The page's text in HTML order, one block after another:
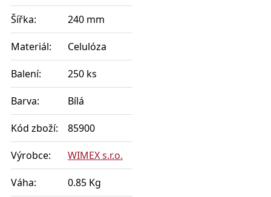
Šířka: 240 mm
Materiál: Celulóza
Balení: 250 ks
Barva: Bílá
Kód zboží: 85900
Výrobce: WIMEX s.r.o.
Váha: 0.85 Kg